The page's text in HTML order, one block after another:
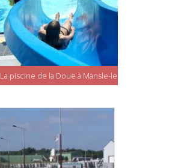
La piscine de la Doue à Mansle-les-Fontaines